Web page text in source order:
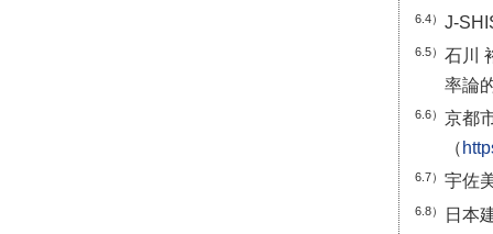
6.4） J-
6.5）
石川
率論
6.6）
京都
（
6.7） 宇佐
6.8）
日本